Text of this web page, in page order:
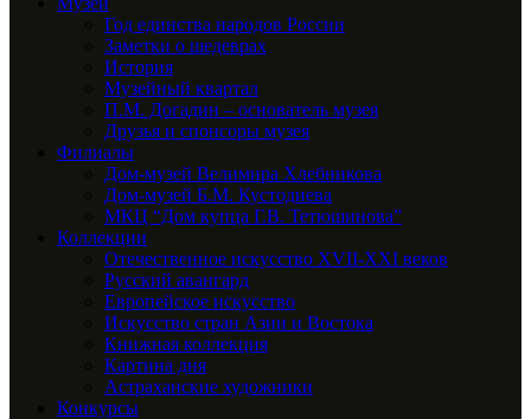
Год единства народов России
Заметки о шедеврах
История
Музейный квартал
П.М. Догадин – основатель музея
Друзья и спонсоры музея
Филиалы
Дом-музей Велимира Хлебникова
Дом-музей Б.М. Кустодиева
МКЦ “Дом купца Г.В. Тетюшинова”
Коллекции
Отечественное искусство XVII-XXI веков
Русский авангард
Европейское искусство
Искусство стран Азии и Востока
Книжная коллекция
Картина дня
Астраханские художники
Конкурсы